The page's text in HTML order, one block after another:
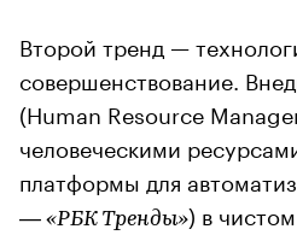
Второй тренд —
совершенствование.
(Human Resource
человеческими
платформы для
— «РБК Тренды») в